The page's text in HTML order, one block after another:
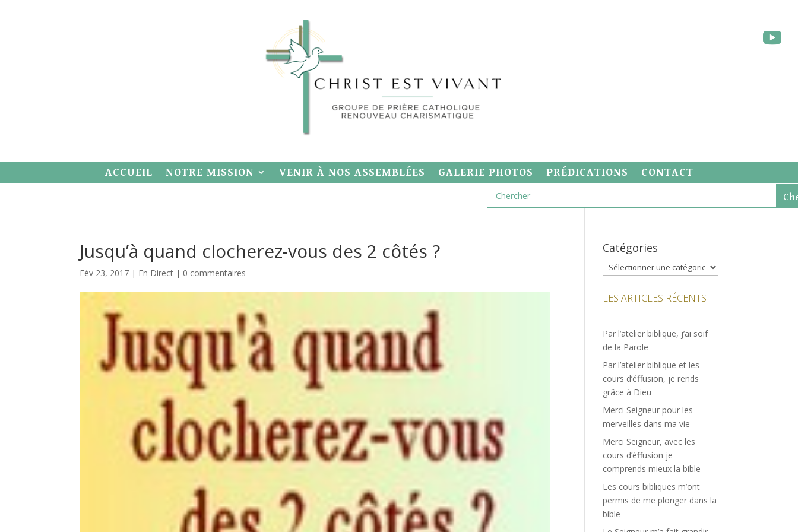
ACCUEIL NOTRE MISSION VENIR À NOS ASSEMBLÉES GALERIE PHOTOS PRÉDICATIONS CONTACT
Jusqu’à quand clocherez-vous des 2 côtés ?
Fév 23, 2017 | En Direct | 0 commentaires
Catégories
Catégories
LES ARTICLES RÉCENTS
Par l’atelier biblique, j’ai soif
de la Parole
Par l’atelier biblique et les
cours d’éffusion, je rends
grâce à Dieu
Merci Seigneur pour les
merveilles dans ma vie
Merci Seigneur, avec les
cours d’éffusion je
comprends mieux la bible
Les cours bibliques m’ont
permis de me plonger dans la
bible